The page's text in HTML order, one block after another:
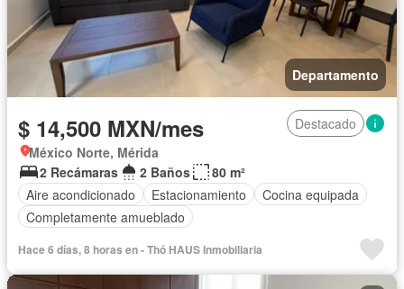
Departamento
$ 14,500 MXN/mes
Destacado
México Norte, Mérida
2 Recámaras
2 Baños
80 m²
Aire acondicionado
Estacionamiento
Cocina equipada
Completamente amueblado
Hace 6 días, 8 horas en - Thó HAUS Inmobiliaria